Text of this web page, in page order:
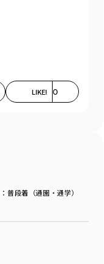
LIKE! 0
：普段着（通園・通学）